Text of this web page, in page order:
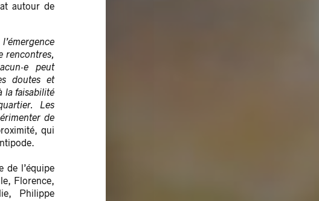
autour de
rencontres,
peut
doutes et
la faisabilité
Les
de
qui
de l’équipe
Florence,
Philippe